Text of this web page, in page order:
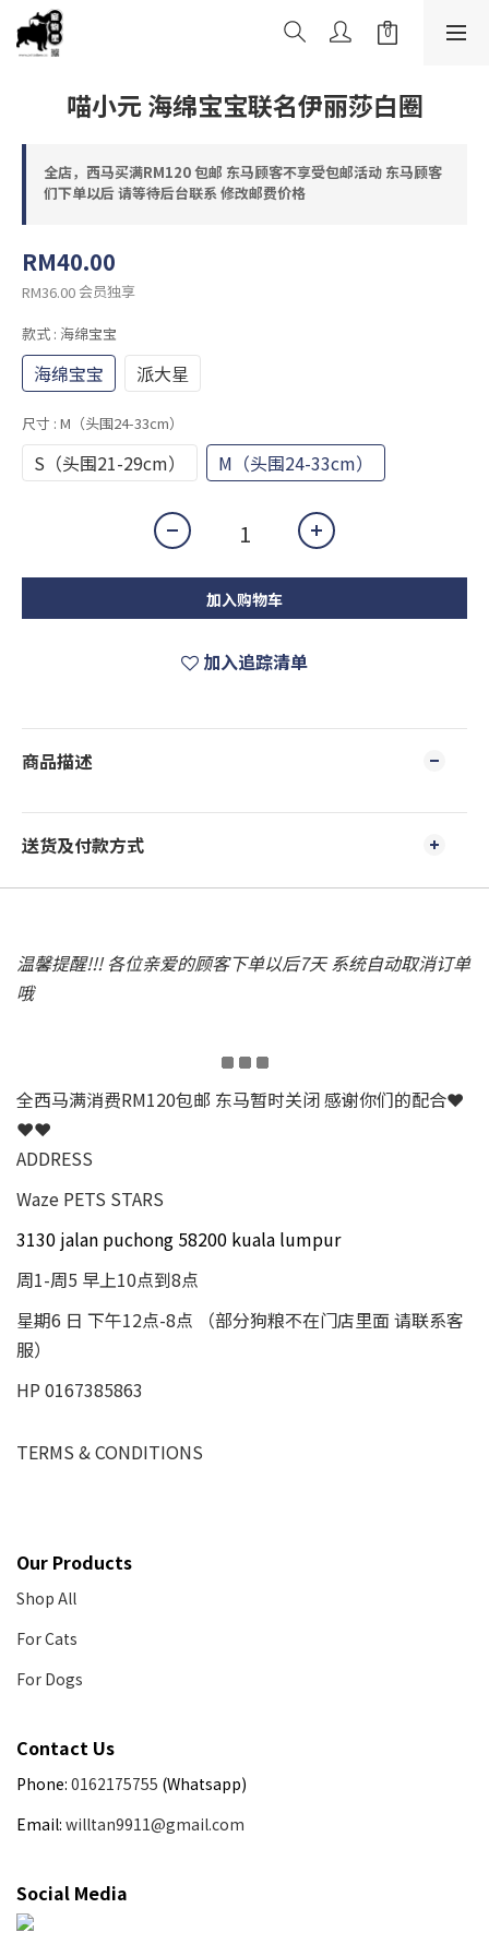
喵小元 海绵宝宝联名伊丽莎白圈
全店，西马买满RM120 包邮 东马顾客不享受包邮活动 东马顾客
们下单以后 请等待后台联系 修改邮费价格
RM40.00
RM36.00 会员独享
款式 : 海绵宝宝
海绵宝宝 派大星
尺寸 : M（头围24-33cm）
S（头围21-29cm） M（头围24-33cm）
加入购物车
加入追踪清单
商品描述
送货及付款方式
温馨提醒!!! 各位亲爱的顾客下单以后7天 系统自动取消订单
哦
全西马满消费RM120包邮 东马暂时关闭 感谢你们的配合❤
❤❤
ADDRESS
Waze PETS STARS
3130 jalan puchong 58200 kuala lumpur
周1-周5 早上10点到8点
星期6 日 下午12点-8点 （部分狗粮不在门店里面 请联系客
服）
HP 0167385863
TERMS & CONDITIONS
Our Products
Shop All
For Cats
For Dogs
Contact Us
Phone: 0162175755 (Whatsapp)
Email: willtan9911@gmail.com
Social Media